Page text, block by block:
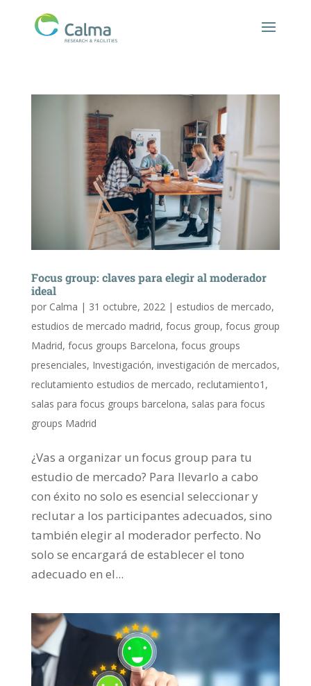
Focus group: claves para elegir al moderador
ideal
por Calma | 31 octubre, 2022| estudios de mercado,
estudios de mercado madrid, focus group, focus group
Madrid, focus groups Barcelona, focus groups
presenciales, Investigación, investigación de mercados,
reclutamiento estudios de mercado, reclutamiento1 ,
salas para focus groups barcelona, salas para focus
groups Madrid
¿Vas a organizar un focus group para tu
estudio de mercado? Para llevarlo a cabo
con éxito no solo es esencial seleccionar y
reclutar a los participantes adecuados, sino
también elegir al moderador perfecto. No
solo se encargará de establecer el tono
adecuado en el...